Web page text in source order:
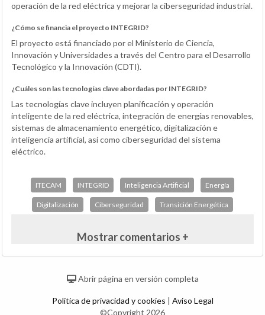
operación de la red eléctrica y mejorar la ciberseguridad industrial.
¿Cómo se financia el proyecto INTEGRID?
El proyecto está financiado por el Ministerio de Ciencia,
Innovación y Universidades a través del Centro para el Desarrollo
Tecnológico y la Innovación (CDTI).
¿Cuáles son las tecnologías clave abordadas por INTEGRID?
Las tecnologías clave incluyen planificación y operación
inteligente de la red eléctrica, integración de energías renovables,
sistemas de almacenamiento energético, digitalización e
inteligencia artificial, así como ciberseguridad del sistema
eléctrico.
ITECAM INTEGRID Inteligencia Artificial Energía
Digitalización Ciberseguridad Transición Energética
Mostrar comentarios +
Abrir página en versión completa
Política de privacidad y cookies | Aviso Legal
©Copyright 2026